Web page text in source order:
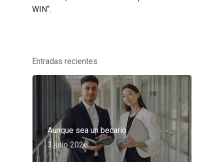
WIN“.
Entradas recientes
Aunque sea un becario
3 julio 2026